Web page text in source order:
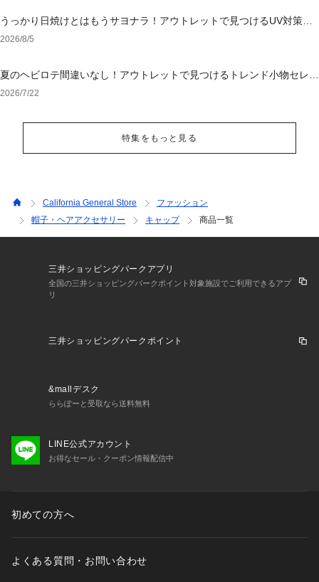
うっかり日焼けとはもうサヨナラ！アウトレットで見つけるUV対策ウ
ェア
2026/8/5
夏のヘビロテ間違いなし！アウトレットで見つけるトレンド小物セレク
ション
2026/7/22
特集をもっと見る
California General Store
ファッション
帽子・ヘアアクセサリー
キャップ 商品一覧
三井ショッピングパークアプリ
全国の三井ショッピングパークポイント対象施設でご利用できるアプ
リ
三井ショッピングパークポイント
&mallデスク
ららぽーと受取なら送料無料
LINE公式アカウント
お得なセール・クーポン情報配信中
初めての方へ
よくある質問・お問い合わせ